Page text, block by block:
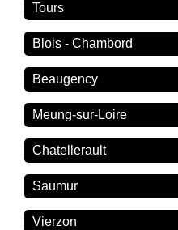
Tours
Blois - Chambord
Beaugency
Meung-sur-Loire
Chatellerault
Saumur
Vierzon